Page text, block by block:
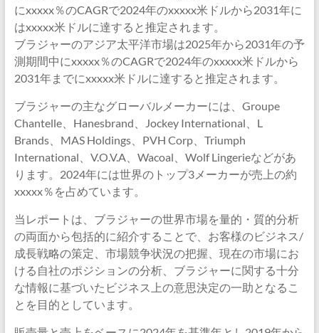
にxxxxx％のCAGRで2024年のxxxxx米ドルから2031年に
はxxxxx米ドルに達すると推定されます。
ブラジャーのアジア太平洋市場は2025年から2031年の予
測期間中にxxxxx％のCAGRで2024年のxxxxx米ドルから
2031年までにxxxxx米ドルに達すると推定されます。
ブラジャーの主なグローバルメーカーには、Groupe
Chantelle、Hanesbrand、Jockey International、L
Brands、MAS Holdings、PVH Corp、Triumph
International、V.O.V.A、Wacoal、Wolf Lingerieなどがあ
ります。2024年には世界のトップ3メーカーが売上の約
xxxxx％を占めています。
当レポートは、ブラジャーの世界市場を量的・質的分析
の両面から包括的に紹介することで、お客様のビジネス/
成長戦略の策定、市場競争状況の把握、現在の市場にお
ける自社のポジションの分析、ブラジャーに関する十分
な情報に基づいたビジネス上の意思決定の一助となるこ
とを目的としています。